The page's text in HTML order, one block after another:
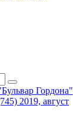
Гордона"
2019, август